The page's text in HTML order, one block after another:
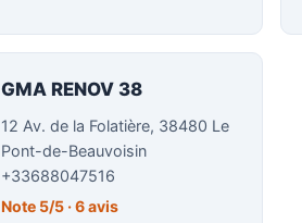
GMA RENOV 38
12 Av. de la Folatière, 38480 Le
Pont-de-Beauvoisin
+33688047516
Note 5/5 · 6 avis